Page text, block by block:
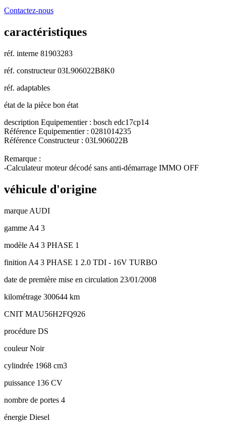
Contactez-nous
caractéristiques
réf. interne 81903283
réf. constructeur 03L906022B8K0
réf. adaptables
état de la pièce bon état
description Equipementier : bosch edc17cp14
Référence Equipementier : 0281014235
Référence Constructeur : 03L906022B
Remarque :
-Calculateur moteur décodé sans anti-démarrage IMMO OFF
véhicule d'origine
marque AUDI
gamme A4 3
modèle A4 3 PHASE 1
finition A4 3 PHASE 1 2.0 TDI - 16V TURBO
date de première mise en circulation 23/01/2008
kilométrage 300644 km
CNIT MAU56H2FQ926
procédure DS
couleurNoir
cylindrée 1968 cm3
puissance 136 CV
nombre de portes 4
énergie Diesel